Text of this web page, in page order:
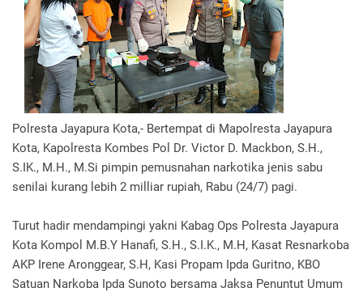
Polresta Jayapura Kota,- Bertempat di Mapolresta Jayapura
Kota, Kapolresta Kombes Pol Dr. Victor D. Mackbon, S.H.,
S.IK., M.H., M.Si pimpin pemusnahan narkotika jenis sabu
senilai kurang lebih 2 milliar rupiah, Rabu (24/7) pagi.
Turut hadir mendampingi yakni Kabag Ops Polresta Jayapura
Kota Kompol M.B.Y Hanafi, S.H., S.I.K., M.H, Kasat Resnarkoba
AKP Irene Aronggear, S.H, Kasi Propam Ipda Guritno, KBO
Satuan Narkoba Ipda Sunoto bersama Jaksa Penuntut Umum